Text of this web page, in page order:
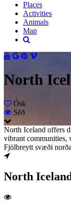
Places
Activities
Animals
Map
North
Ósk
Séð
North Iceland offers
vibrant communities,
Fjölbreytt svæði
North